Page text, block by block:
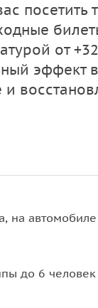
посетить
от
эффект
на автомобиле
до 6 человек